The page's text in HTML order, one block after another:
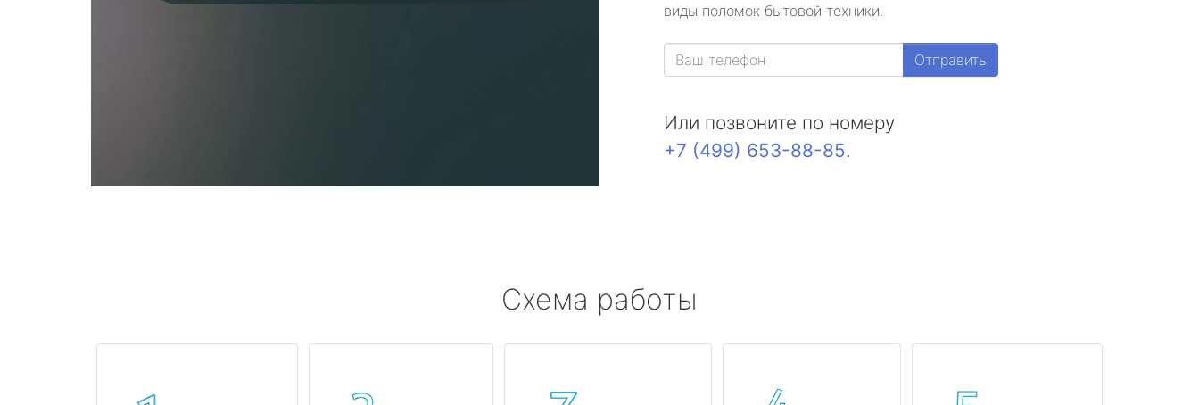
виды поломок бытовой техники.
Отправить
Или позвоните по номеру
+7 (499) 653-88-85.
Схема работы